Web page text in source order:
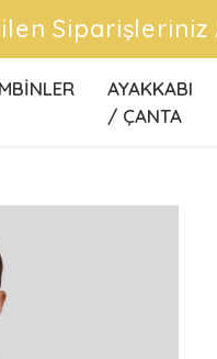
KARGO
AYAKKABI
/ ÇANTA